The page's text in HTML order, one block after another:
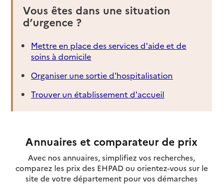
Vous êtes dans une situation
d’urgence ?
Mettre en place des services d'aide et de
soins à domicile
Organiser une sortie d'hospitalisation
Trouver un établissement d'accueil
Annuaires et comparateur de prix
Avec nos annuaires, simplifiez vos recherches,
comparez les prix des EHPAD ou orientez-vous sur le
site de votre département pour vos démarches